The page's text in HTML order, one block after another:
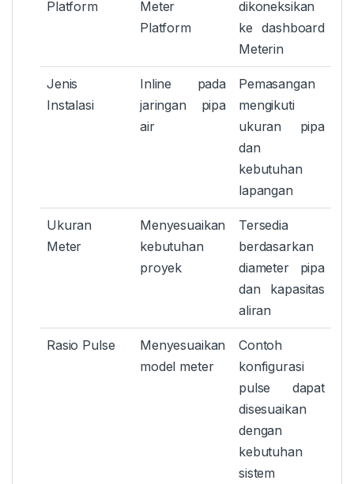
Platform
Meter
Platform
dikoneksikan
ke dashboard
Meterin
Jenis
Instalasi
Inline pada
jaringan pipa
air
Pemasangan
mengikuti
ukuran pipa
dan
kebutuhan
lapangan
Ukuran
Meter
Menyesuaikan
kebutuhan
proyek
Tersedia
berdasarkan
diameter pipa
dan kapasitas
aliran
Rasio Pulse
Menyesuaikan
model meter
Contoh
konfigurasi
pulse dapat
disesuaikan
dengan
kebutuhan
sistem